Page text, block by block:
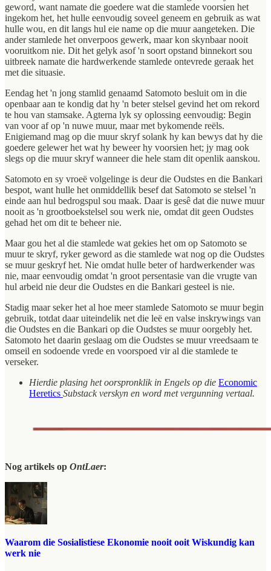
geword, want namate die goedere wat die stamlede voorsien het
ingekom het, het hulle eenvoudig soveel geneem en gebruik as wat
hulle wou, en dit langs hul eie name op die muur aangeteken. Die
ander stamlede het onverpoos gewerk, maar kon skynbaar nooit
vooruitkom nie. Dit het gelyk asof 'n soort opstand binnekort sou
uitbreek namate die hardwerkende stamlede ontevrede geraak het
met die situasie.
Eendag het 'n jong stamlid genaamd Satomoto besluit om in die
openbaar aan te kondig dat hy 'n beter stelsel gevind het om rekord
te hou van stamsake. Agterna lyk sy oplossing eenvoudig: Begin
van voor af op 'n nuwe muur, maar met bykomende reëls.
Enigiemand mag op die muur skryf solank hy kan bewys dat hy die
goedere gelewer het wat hy beweer hy voorsien het; jy mag ook
slegs op die muur skryf wanneer die hele stam dit openlik aanskou.
Satomoto en sy vroeë volgelinge is deur die Oudstes en die Bankari
bespot, want hulle het onmiddellik besef dat Satomoto se stelsel 'n
einde aan hul bedrogspul sou maak. Daar is gesê dat die nuwe muur
nooit as 'n grootboekstelsel sou werk nie, omdat dit geen Oudstes
gehad het om dit te beheer nie.
Maar gou het al die stamlede wat gekies het om op Satomoto se
muur te skryf, ryker geword as die stamlede wat nog op die Oudstes
se muur geskryf het. Nie omdat hulle beter of hardwerkender was
nie, maar eenvoudig omdat 'n groot persentasie van die vrugte van
hul arbeid nie deur die Oudstes en die Bankari gesteel is nie.
Stadig maar seker het al hoe meer stamlede Satomoto se muur begin
gebruik, totdat daar uiteindelik net die leë en valse inskrywings van
die Oudstes en die Bankari op die Oudstes se muur oorgebly het.
Satomoto het daarin geslaag om die Oudstes se muur vreedsaam te
omseil en sodoende vrede en voorspoed vir al die stamlede te
verseker.
Hierdie plasing het oorspronklik in Engels op die Economic
Heretics Substack verskyn en word met vergunning vertaal.
Nog artikels op OntLaer:
Waarom die Sosialistiese Ekonomie nooit ooit Wiskundig kan
werk nie